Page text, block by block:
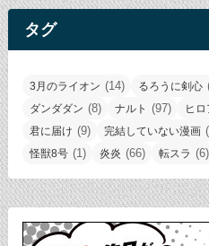
タグ
3月のライオン (14) るろうに剣心
ダンダダン (8) ナルト (97) ヒロ
君に届け (9) 完結していない漫画
怪獣8号 (1) 炎炎 (66) 転スラ (6)